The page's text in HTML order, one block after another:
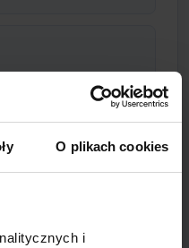
O plikach cookies
i